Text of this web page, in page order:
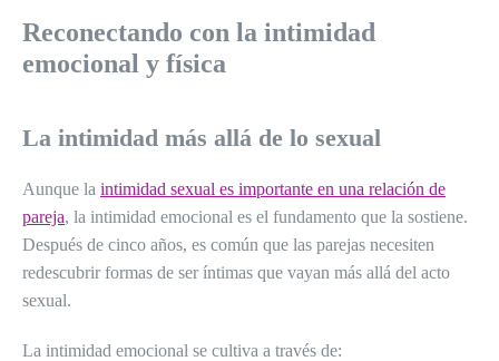
Reconectando con la intimidad
emocional y física
La intimidad más allá de lo sexual
Aunque la intimidad sexual es importante en una relación de
pareja, la intimidad emocional es el fundamento que la sostiene.
Después de cinco años, es común que las parejas necesiten
redescubrir formas de ser íntimas que vayan más allá del acto
sexual.
La intimidad emocional se cultiva a través de: